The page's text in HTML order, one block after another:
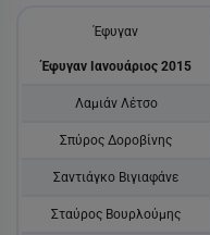
Έφυγαν
Έφυγαν Ιανουάριος 2015
Λαμιάν Λέτσο
Σπύρος Δοροβίνης
Σαντιάγκο Βιγιαφάνε
Σταύρος Βουρλούμης